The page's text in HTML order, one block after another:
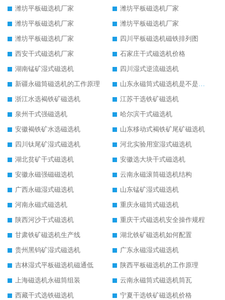
潍坊平板磁选机厂家
潍坊平板磁选机厂家
潍坊平板磁选机厂家
潍坊平板磁选机厂家
潍坊平板磁选机厂家
四川平板磁选机磁铁排列图
西安干式磁选机厂家
石家庄干式磁选机价格
湖南锰矿湿式磁选机
四川湿式逆流磁选机
新疆永磁筒磁选机的工作原理
山东永磁筒式磁选机是不是强磁
浙江水选褐铁矿磁选机
江苏干选铁矿磁选机
泉州干式强磁选机
哈尔滨干式磁选机
安徽褐铁矿水选磁选机
山东移动式褐铁矿尾矿磁选机
四川钛尾矿湿式磁选机
河北实验用室湿式磁选机
湖北贫矿干式磁选机
安徽选大块干式磁选机
安徽永磁强磁磁选机
云南永磁滚筒磁选机结构
广西永磁湿式磁选机
山东锰矿湿式磁选机
河南永磁式磁选机
重庆永磁筒式磁选机
陕西河沙干式磁选机
重庆干式磁选机安全操作规程
甘肃铁矿磁选机生产线
湖北铁矿磁选机如何配置
贵州黑钨矿湿式磁选机
广东永磁湿式磁选机
吉林湿式平板磁选机磁通低
陕西平板磁选机的工作原理
上海磁选机永磁筒组装
云南永磁筒式磁选机筒瓦
西藏干式选铁磁选机
宁夏干选铁矿磁选机价格